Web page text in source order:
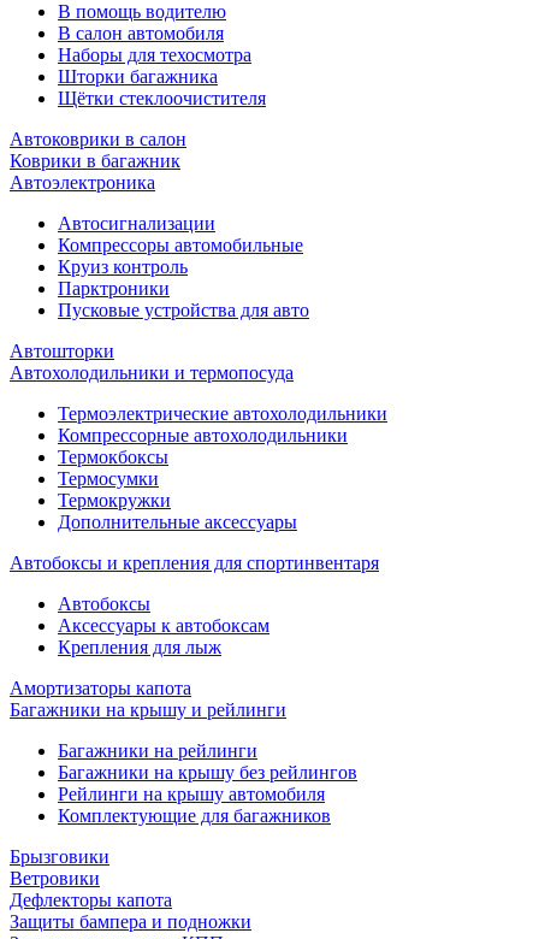
В помощь водителю
В салон автомобиля
Наборы для техосмотра
Шторки багажника
Щётки стеклоочистителя
Автоковрики в салон
Коврики в багажник
Автоэлектроника
Автосигнализации
Компрессоры автомобильные
Круиз контроль
Парктроники
Пусковые устройства для авто
Автошторки
Автохолодильники и термопосуда
Термоэлектрические автохолодильники
Компрессорные автохолодильники
Термокбоксы
Термосумки
Термокружки
Дополнительные аксессуары
Автобоксы и крепления для спортинвентаря
Автобоксы
Аксессуары к автобоксам
Крепления для лыж
Амортизаторы капота
Багажники на крышу и рейлинги
Багажники на рейлинги
Багажники на крышу без рейлингов
Рейлинги на крышу автомобиля
Комплектующие для багажников
Брызговики
Ветровики
Дефлекторы капота
Защиты бампера и подножки